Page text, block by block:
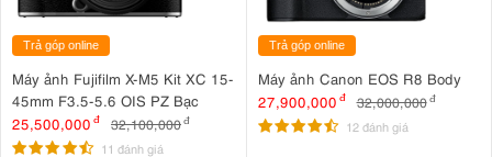
Trả góp online
Máy ảnh Fujifilm X-M5 Kit XC 15-
45mm F3.5-5.6 OIS PZ Bạc
25,500,000 đ 32,100,000đ
11 đánh giá
Trả góp online
Máy ảnh Canon EOS R8 Body
27,900,000 đ 32,000,000 đ
12 đánh giá